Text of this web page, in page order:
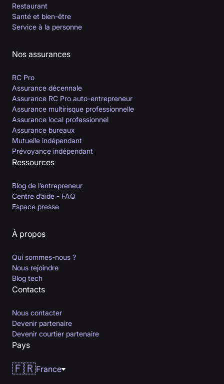
Restaurant
Santé et bien-être
Service à la personne
Nos assurances
RC Pro
Assurance décennale
Assurance RC Pro auto-entrepreneur
Assurance multirisque professionnelle
Assurance local professionnel
Assurance bureaux
Mutuelle indépendant
Prévoyance indépendant
Ressources
Blog de l’entrepreneur
Centre d’aide - FAQ
Espace presse
À propos
Qui sommes-nous ?
Nous rejoindre
Blog tech
Contacts
Nous contacter
Devenir partenaire
Devenir courtier partenaire
Pays
🇫🇷France